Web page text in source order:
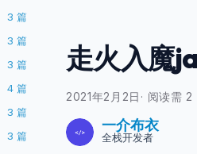
3 篇
3 篇
3 篇
4 篇
3 篇
3 篇
走火入魔
2021年2月2日 · 阅读需 2
一介布衣
全栈开发者